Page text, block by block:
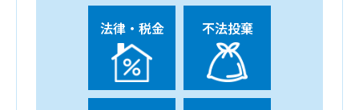
法律・税金 不法投棄